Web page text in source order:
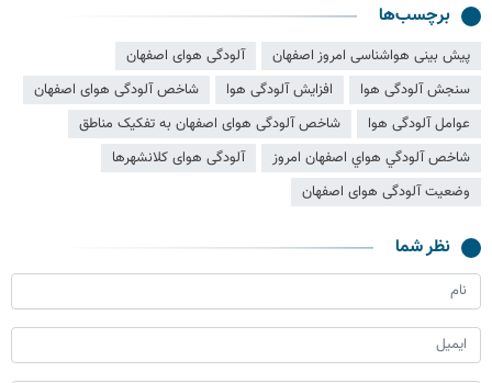
برچسب‌ها
پیش بینی هواشناسی امروز اصفهان
آلودگی هوای اصفهان
سنجش آلودگی هوا
افزایش آلودگی هوا
شاخص آلودگی هوای اصفهان
عوامل آلودگی هوا
شاخص آلودگی هوای اصفهان به تفکیک مناطق
شاخص آلودگي هواي اصفهان امروز
آلودگی هوای کلانشهرها
وضعیت آلودگی هوای اصفهان
نظر شما